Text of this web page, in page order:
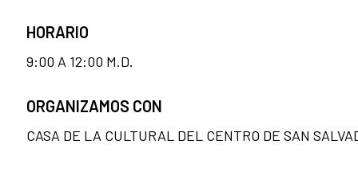
HORARIO
9:00 A 12:00 M.D.
ORGANIZAMOS CON
CASA DE LA CULTURAL DEL CENTRO DE SAN